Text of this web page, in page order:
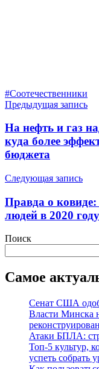
#Соотечественники
Навигация
по
записям
Предыдущая запись
На нефть и газ
куда более
бюджета
Следующая запись
Правда о
людей в 2020
Поиск
Самое
Сенат США
Власти Минска
Атаки БПЛА:
Топ-5 культур,
успеть собрать